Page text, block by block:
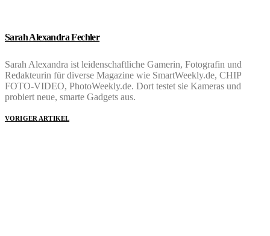
Sarah Alexandra Fechler
Sarah Alexandra ist leidenschaftliche Gamerin, Fotografin und
Redakteurin für diverse Magazine wie SmartWeekly.de, CHIP
FOTO-VIDEO, PhotoWeekly.de. Dort testet sie Kameras und
probiert neue, smarte Gadgets aus.
VORIGER ARTIKEL